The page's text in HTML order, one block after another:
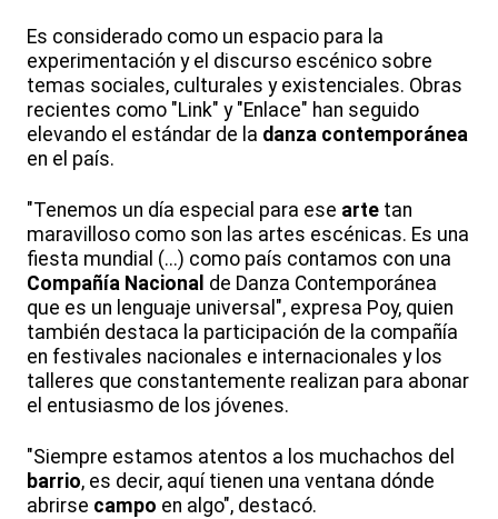
Es considerado como un espacio para la
experimentación y el discurso escénico sobre
temas sociales, culturales y existenciales. Obras
recientes como "Link" y "Enlace" han seguido
elevando el estándar de la danza contemporánea
en el país.
"Tenemos un día especial para ese arte tan
maravilloso como son las artes escénicas. Es una
fiesta mundial (...) como país contamos con una
Compañía Nacional de Danza Contemporánea
que es un lenguaje universal", expresa Poy, quien
también destaca la participación de la compañía
en festivales nacionales e internacionales y los
talleres que constantemente realizan para abonar
el entusiasmo de los jóvenes.
"Siempre estamos atentos a los muchachos del
barrio, es decir, aquí tienen una ventana dónde
abrirse campo en algo", destacó.